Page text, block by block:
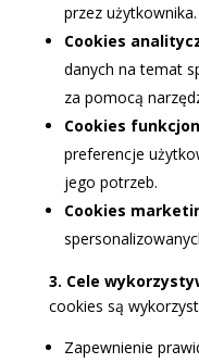
przez użytkownika.
Cookies
danych na temat
za pomocą
Cookies
preferencje
jego potrzeb.
Cookies
3. Cele
cookies są
Zapewnienie